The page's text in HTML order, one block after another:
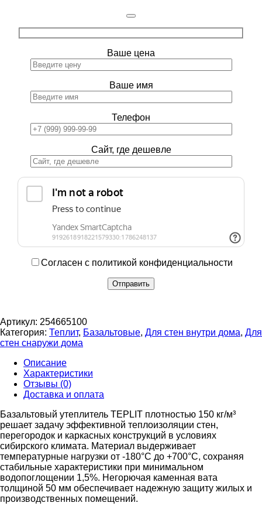
Ваше цена
Ваше имя
Телефон
Сайт, где дешевле
Согласен с политикой конфиденциальности
Артикул: 254665100
Категория: Теплит, Базальтовые, Для стен внутри дома, Для
стен снаружи дома
Описание
Характеристики
Отзывы (0)
Доставка и оплата
Базальтовый утеплитель TEPLIT плотностью 150 кг/м³
решает задачу эффективной теплоизоляции стен,
перегородок и каркасных конструкций в условиях
сибирского климата. Материал выдерживает
температурные нагрузки от -180°C до +700°C, сохраняя
стабильные характеристики при минимальном
водопоглощении 1,5%. Негорючая каменная вата
толщиной 50 мм обеспечивает надежную защиту жилых и
производственных помещений.